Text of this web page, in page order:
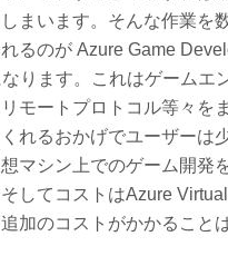
まいます。そんな作業を
るのが Azure Game
ります。これはゲームエ
モートプロトコル等々を
れるおかげでユーザーは
マシン上でのゲーム開発
してコストはAzure
加のコストがかかること